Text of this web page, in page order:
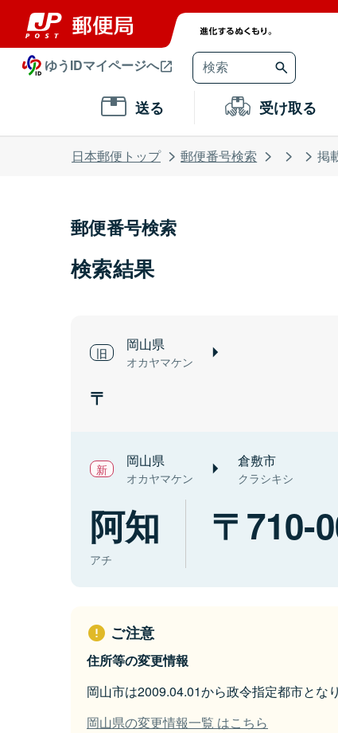
ゆうIDマイページへ
送る 受け取る
日本郵便トップ 郵便番号検索 掲
郵便番号検索
検索結果
岡山県
オカヤマケン
岡山県
オカヤマケン
倉敷市
クラシキシ
阿知
アチ
710-
ご注意
住所等の変更情報
岡山市は2009.04.01から政令指定都市とな
岡山県の変更情報一覧 はこちら